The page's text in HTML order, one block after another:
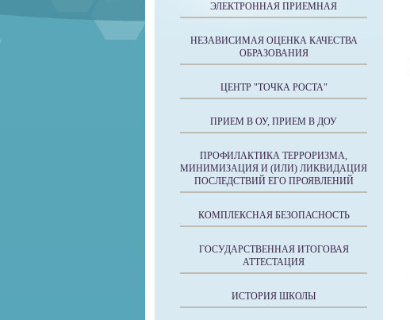
ЭЛЕКТРОННАЯ ПРИЕМНАЯ
НЕЗАВИСИМАЯ ОЦЕНКА КАЧЕСТВА
ОБРАЗОВАНИЯ
ЦЕНТР "ТОЧКА РОСТА"
ПРИЕМ В ОУ, ПРИЕМ В ДОУ
ПРОФИЛАКТИКА ТЕРРОРИЗМА,
МИНИМИЗАЦИЯ И (ИЛИ) ЛИКВИДАЦИЯ
ПОСЛЕДСТВИЙ ЕГО ПРОЯВЛЕНИЙ
КОМПЛЕКСНАЯ БЕЗОПАСНОСТЬ
ГОСУДАРСТВЕННАЯ ИТОГОВАЯ
АТТЕСТАЦИЯ
ИСТОРИЯ ШКОЛЫ